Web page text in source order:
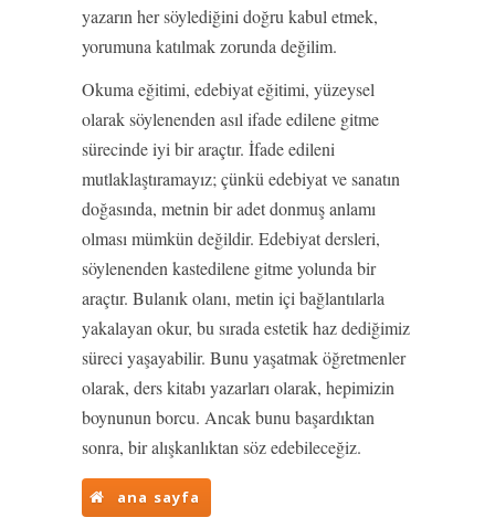
yazarın her söylediğini doğru kabul etmek,
yorumuna katılmak zorunda değilim.
Okuma eğitimi, edebiyat eğitimi, yüzeysel
olarak söylenenden asıl ifade edilene gitme
sürecinde iyi bir araçtır. İfade edileni
mutlaklaştıramayız; çünkü edebiyat ve sanatın
doğasında, metnin bir adet donmuş anlamı
olması mümkün değildir. Edebiyat dersleri,
söylenenden kastedilene gitme yolunda bir
araçtır. Bulanık olanı, metin içi bağlantılarla
yakalayan okur, bu sırada estetik haz dediğimiz
süreci yaşayabilir. Bunu yaşatmak öğretmenler
olarak, ders kitabı yazarları olarak, hepimizin
boynunun borcu. Ancak bunu başardıktan
sonra, bir alışkanlıktan söz edebileceğiz.
ana sayfa